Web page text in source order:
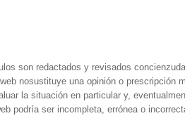
son redactados y revisados
nosustituye una opinión o prescripción
la situación en particular y,
podría ser incompleta, errónea o